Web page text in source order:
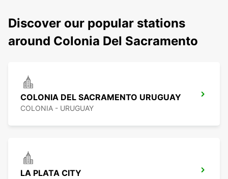
Discover our popular stations
around Colonia Del Sacramento
COLONIA DEL SACRAMENTO URUGUAY
COLONIA - URUGUAY
LA PLATA CITY